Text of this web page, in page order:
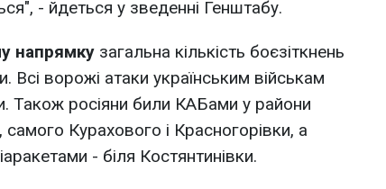
- йдеться у зведенні Генштабу.
напрямку загальна кількість боєзіткнень
Всі ворожі атаки українським військам
Також росіяни били КАБами у райони
самого Курахового і Красногорівки, а
- біля Костянтинівки.